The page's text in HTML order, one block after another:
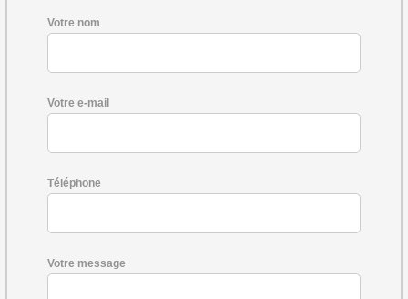
Votre nom
Votre e-mail
Téléphone
Votre message